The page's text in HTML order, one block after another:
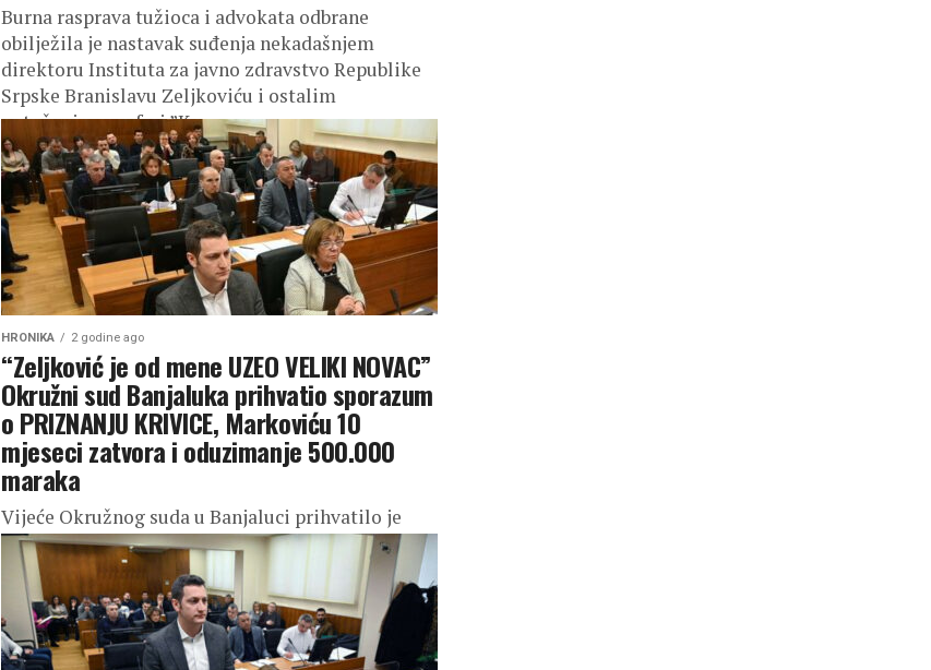
Burna rasprava tužioca i advokata odbrane
obilježila je nastavak suđenja nekadašnjem
direktoru Instituta za javno zdravstvo Republike
Srpske Branislavu Zeljkoviću i ostalim
optuženima u aferi ”Korona...
HRONIKA 2 godine ago
“Zeljković je od mene UZEO VELIKI NOVAC”
Okružni sud Banjaluka prihvatio sporazum
o PRIZNANJU KRIVICE, Markoviću 10
mjeseci zatvora i oduzimanje 500.000
maraka
Vijeće Okružnog suda u Banjaluci prihvatilo je
sporazum o priznanju krivice zaključen između
optuženog Saše Markovića i Republičkog javnog
tužilaštva u predmetu “Korona ugovori”. Saša
Marković,...